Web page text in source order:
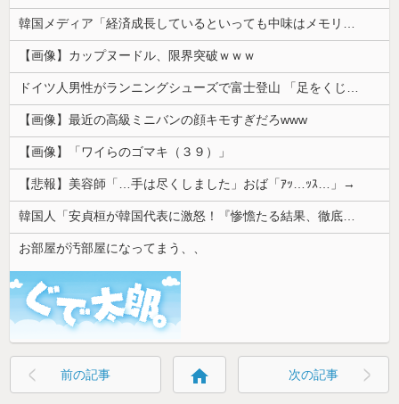
韓国メディア「経済成長しているといっても中味はメモリ価格だけ。雇用増加見通しが半減してしまった」……韓国の内需不況は根強い状況っすね
【画像】カップヌードル、限界突破ｗｗｗ
ドイツ人男性がランニングシューズで富士登山 「足をくじいて動けない」
【画像】最近の高級ミニバンの顔キモすぎだろwww
【画像】「ワイらのゴマキ（３９）」
【悲報】美容師「…手は尽くしました」おば「ｱｯ…ｯｽ…」→
韓国人「安貞桓が韓国代表に激怒！『惨憺たる結果、徹底的な刷新が必要だ』と監督や協会を痛烈批判」
お部屋が汚部屋になってまう、、
前の記事 home 次の記事